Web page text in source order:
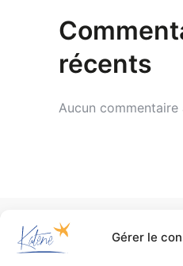
Gérer le
récents
Aucun commentaire